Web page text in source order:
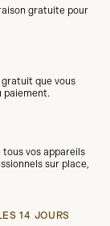
gratuite pour
gratuit que vous
paiement.
vos appareils
sur place,
14 JOURS